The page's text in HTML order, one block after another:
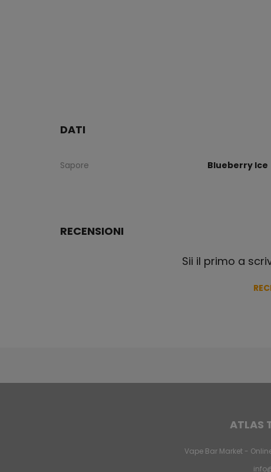
DATI
Sapore Blueberry Ice
RECENSIONI
Sii il primo a
ATLAS
Vape Bar Market -